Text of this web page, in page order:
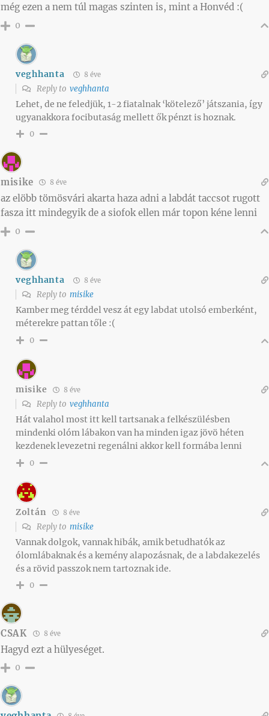
még ezen a nem túl magas szinten is, mint a Honvéd :(
0
veghhanta 8 éve
Reply to veghhanta
Lehet, de ne feledjük, 1-2 fiatalnak ‘kötelező’ játszania, így
ugyanakkora focibutaság mellett ők pénzt is hoznak.
0
misike 8 éve
az elöbb tömösvári akarta haza adni a labdát taccsot rugott
fasza itt mindegyik de a siofok ellen már topon kéne lenni
0
veghhanta 8 éve
Reply to misike
Kamber meg térddel vesz át egy labdat utolsó emberként,
méterekre pattan tőle :(
0
misike 8 éve
Reply to veghhanta
Hát valahol most itt kell tartsanak a felkészülésben
mindenki olóm lábakon van ha minden igaz jövö héten
kezdenek levezetni regenálni akkor kell formába lenni
0
Zoltán 8 éve
Reply to misike
Vannak dolgok, vannak hibák, amik betudhatók az
ólomlábaknak és a kemény alapozásnak, de a labdakezelés
és a rövid passzok nem tartoznak ide.
0
CSAK 8 éve
Hagyd ezt a hülyeséget.
0